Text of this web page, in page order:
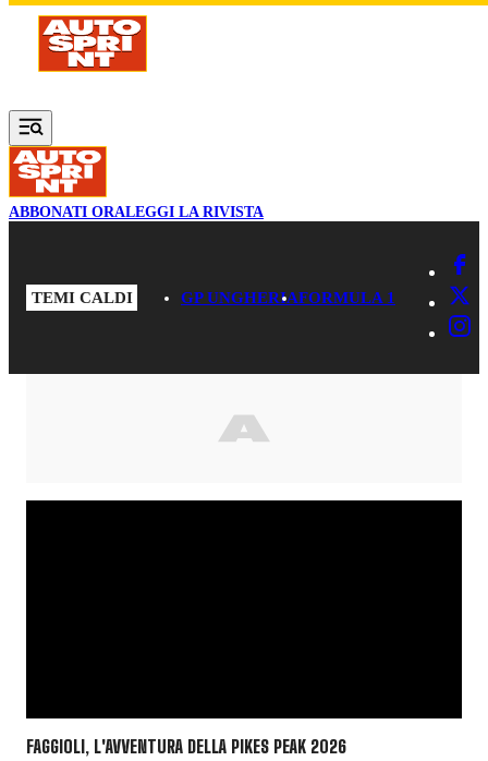
Vai al contenuto principale
ABBONATI ORALEGGI LA RIVISTA
TEMI CALDI GP UNGHERIAFORMULA 1
FAGGIOLI, L'AVVENTURA DELLA PIKES PEAK 2026